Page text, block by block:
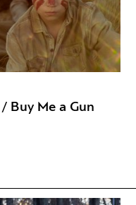
Buy Me a Gun